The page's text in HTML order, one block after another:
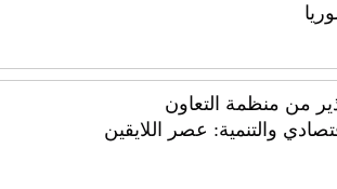
من منظمة التعاون
والتنمية: عصر اللايقين